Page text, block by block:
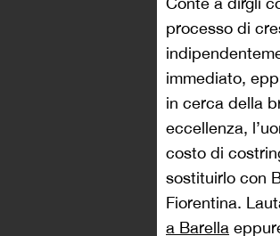
processo di
immediato,
in cerca della
eccellenza,
costo di
sostituirlo con
Fiorentina.
a Barella